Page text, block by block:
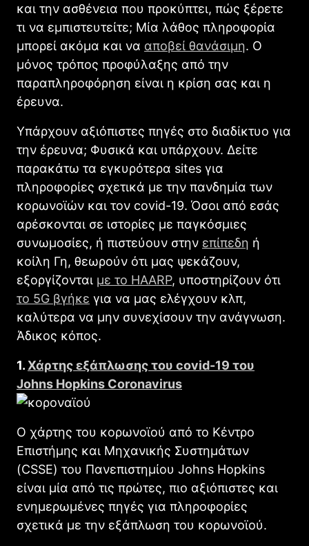
και την ασθένεια που προκύπτει, πώς ξέρετε
τι να εμπιστευτείτε; Μία λάθος πληροφορία
μπορεί ακόμα και να αποβεί θανάσιμη. Ο
μόνος τρόπος προφύλαξης από την
παραπληροφόρηση είναι η κρίση σας και η
έρευνα.
Υπάρχουν αξιόπιστες πηγές στο διαδίκτυο για
την έρευνα; Φυσικά και υπάρχουν. Δείτε
παρακάτω τα εγκυρότερα sites για
πληροφορίες σχετικά με την πανδημία των
κορωνοϊών και τον covid-19. Όσοι από εσάς
αρέσκονται σε ιστορίες με παγκόσμιες
συνωμοσίες, ή πιστεύουν στην επίπεδη ή
κοίλη Γη, θεωρούν ότι μας ψεκάζουν,
εξοργίζονται με το HAARP, υποστηρίζουν ότι
το 5G βγήκε για να μας ελέγχουν κλπ,
καλύτερα να μην συνεχίσουν την ανάγνωση.
Άδικος κόπος.
1. Χάρτης εξάπλωσης του covid-19 του
Johns Hopkins Coronavirus
Ο χάρτης του κορωνοϊού από το Κέντρο
Επιστήμης και Μηχανικής Συστημάτων
(CSSE) του Πανεπιστημίου Johns Hopkins
είναι μία από τις πρώτες, πιο αξιόπιστες και
ενημερωμένες πηγές για πληροφορίες
σχετικά με την εξάπλωση του κορωνοϊού.